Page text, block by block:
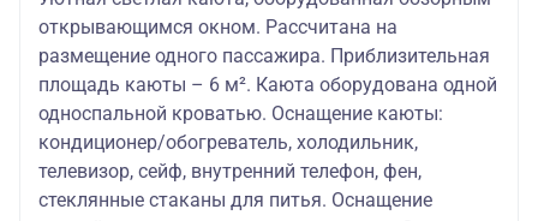
открывающимся окном. Рассчитана на
размещение одного пассажира. Приблизительная
площадь каюты – 6 м². Каюта оборудована одной
односпальной кроватью. Оснащение каюты:
кондиционер/обогреватель, холодильник,
телевизор, сейф, внутренний телефон, фен,
стеклянные стаканы для питья. Оснащение